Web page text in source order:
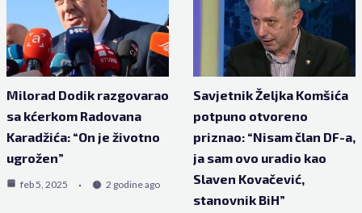
Milorad Dodik razgovarao
sa kćerkom Radovana
Karadžića: “On je životno
ugrožen”
feb 5, 2025 2 godine ago
Savjetnik Željka Komšića
potpuno otvoreno
priznao: “Nisam član DF-a,
ja sam ovo uradio kao
Slaven Kovačević,
stanovnik BiH”